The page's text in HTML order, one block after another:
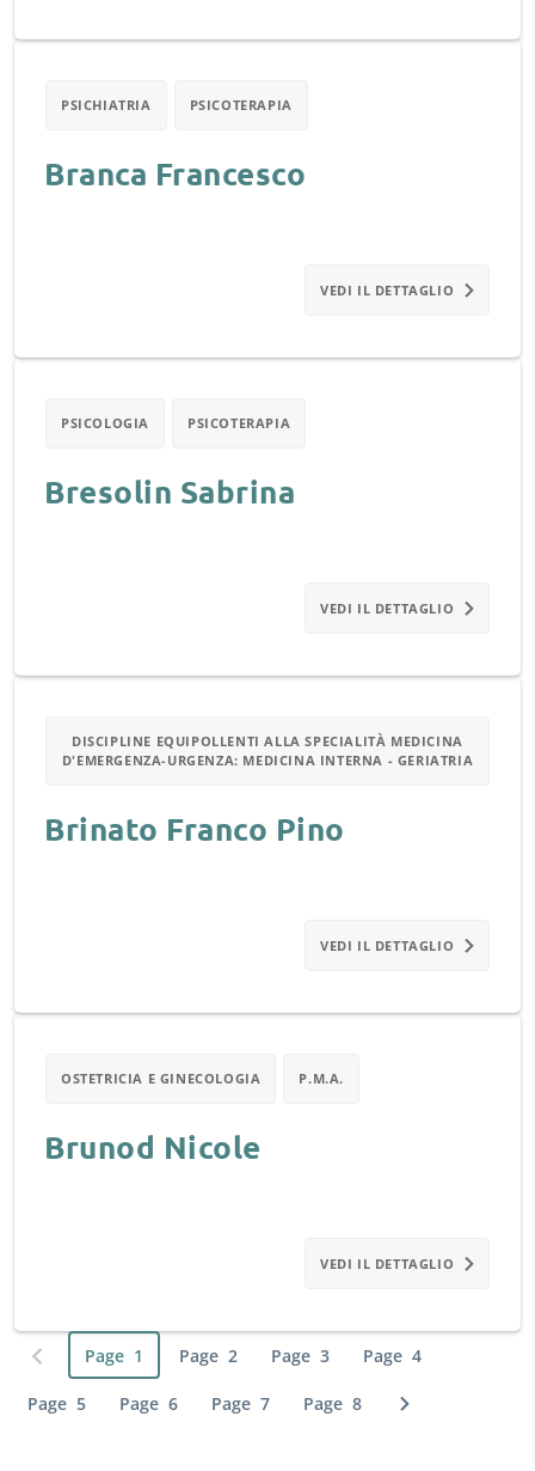
PSICHIATRIA PSICOTERAPIA
Branca Francesco
VEDI IL DETTAGLIO
PSICOLOGIA PSICOTERAPIA
Bresolin Sabrina
VEDI IL DETTAGLIO
DISCIPLINE EQUIPOLLENTI ALLA SPECIALITÀ MEDICINA
D'EMERGENZA-URGENZA: MEDICINA INTERNA - GERIATRIA
Brinato Franco Pino
VEDI IL DETTAGLIO
OSTETRICIA E GINECOLOGIA P.M.A.
Brunod Nicole
VEDI IL DETTAGLIO
Previous page
Page 1 Page 2 Page 3 Page 4
Page 5 Page 6 Page 7 Page 8 Next page